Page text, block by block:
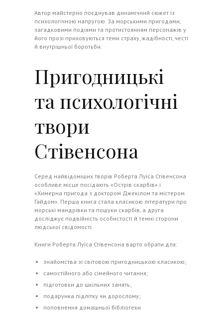
Автор майстерно поєднував динамічний сюжет із
психологічною напругою. За морськими пригодами,
загадковими подіями та протистоянням персонажів у
його прозі приховуються теми страху, жадібності, честі
й внутрішньої боротьби.
Пригодницькі
та психологічні
твори
Стівенсона
Серед найвідоміших творів Роберта Луїса Стівенсона
особливе місце посідають «Острів скарбів» і
«Химерна пригода з доктором Джекілом та містером
Гайдом». Перша книга стала класикою літератури про
морські мандрівки та пошуки скарбів, а друга
досліджує подвійність особистості й темні сторони
людської свідомості.
Книги Роберта Луїса Стівенсона варто обрати для:
знайомства зі світовою пригодницькою класикою;
самостійного або сімейного читання;
підготовки до шкільних занять;
подарунка підлітку чи дорослому;
поповнення домашньої бібліотеки.